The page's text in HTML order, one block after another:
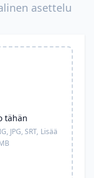
asettelu
tähän
JPG, SRT, Lisää